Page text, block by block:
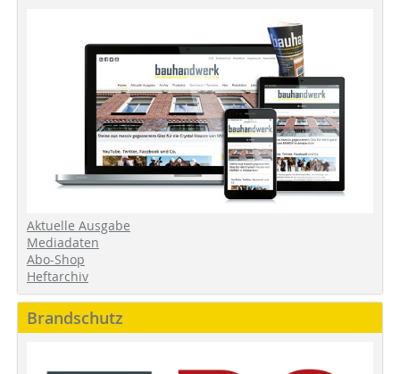
Aktuelle Ausgabe
Mediadaten
Abo-Shop
Heftarchiv
Brandschutz